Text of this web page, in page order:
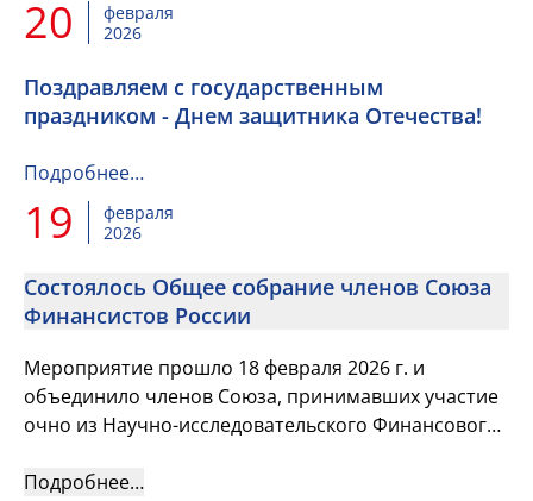
20
февраля
2026
Поздравляем с государственным
праздником - Днем защитника Отечества!
Подробнее…
19
февраля
2026
Состоялось Общее собрание членов Союза
Финансистов России
Мероприятие прошло 18 февраля 2026 г. и
объединило членов Союза, принимавших участие
очно из Научно-исследовательского Финансового
подключился к работе в ...
Подробнее…